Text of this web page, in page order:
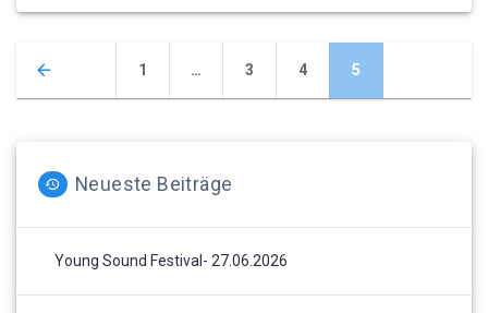
Posts
navigation
Page
1 … Page
3 Page
4 Page
5
Neueste Beiträge
Young Sound Festival- 27.06.2026